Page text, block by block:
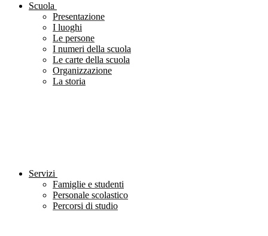
Scuola
Presentazione
I luoghi
Le persone
I numeri della scuola
Le carte della scuola
Organizzazione
La storia
Servizi
Famiglie e studenti
Personale scolastico
Percorsi di studio